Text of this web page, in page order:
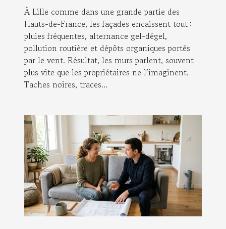
À Lille comme dans une grande partie des
Hauts-de-France, les façades encaissent tout :
pluies fréquentes, alternance gel-dégel,
pollution routière et dépôts organiques portés
par le vent. Résultat, les murs parlent, souvent
plus vite que les propriétaires ne l’imaginent.
Taches noires, traces...